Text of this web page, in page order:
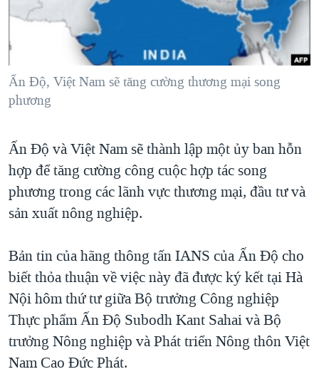
"Tìm"NGƯỜI VIỆT HẢI NGOẠI
ĐỜI SỐNG
KHOA HỌC
VĂN HOÁ
THỂ THAO
GIÁO DỤC
TẠI
HÀNH TRÌNH BẦU CỬ 2024
MỘT NĂM CHIẾN TRANH TẠI DẢI GAZA
GIẢI MÃ VÀNH ĐAI & CON ĐƯỜNG
NGÀY TỊ NẠN THẾ GIỚI
GROUND ZERO – XƯA VÀ NAY
CÁC GIÁ TRỊ CỘNG HÒA Ở VIỆT NAM
TRỊNH VĨNH BÌNH VS. CHÍNH PHỦ VIỆT NAM
NGƯ DÂN VIỆT VÀ LÀN SÓNG TRỘM HẢI SÂM
BÊN KIA QUỐC LỘ: TIẾNG VỌNG TỪ NÔNG THÔN MỸ
QUAN HỆ VIỆT MỸ
VIDEO
MẠNG XÃ HỘI
Ngôn ngữ khác
Ấn Độ, Việt Nam sẽ tăng cường thương mại song
phương
Ấn Độ và Việt Nam sẽ thành lập một ủy ban hỗn
hợp để tăng cường công cuộc hợp tác song
phương trong các lãnh vực thương mại, đầu tư và
sản xuất nông nghiệp.
Bản tin của hãng thông tấn IANS của Ấn Độ cho
biết thỏa thuận về việc này đã được ký kết tại Hà
Nội hôm thứ tư giữa Bộ trưởng Công nghiệp
Thực phẩm Ấn Độ Subodh Kant Sahai và Bộ
trưởng Nông nghiệp và Phát triển Nông thôn Việt
Nam Cao Đức Phát.